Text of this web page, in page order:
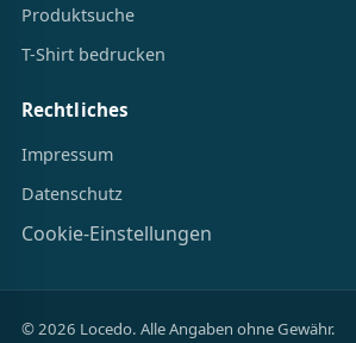
Produktsuche
T-Shirt bedrucken
Rechtliches
Impressum
Datenschutz
Cookie-Einstellungen
© 2026 Locedo. Alle Angaben ohne Gewähr.